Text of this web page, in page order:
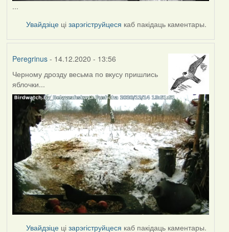
...
Увайдзіце цізарэгіструйцеся каб пакідаць каментары.
Peregrinus- 14.12.2020 - 13:56
Черному дрозду весьма по вкусу пришлись
яблочки...
Увайдзіце цізарэгіструйцеся каб пакідаць каментары.